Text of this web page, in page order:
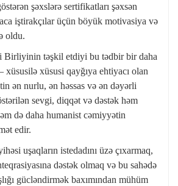
şəxslərə sertifikatları şəxsən
iştirakçılar üçün böyük motivasiya və
oldu.
Birliyinin təşkil etdiyi bu tədbir bir daha
xüsusilə xüsusi qayğıya ehtiyacı olan
ən nurlu, ən həssas və ən dəyərli
sevgi, diqqət və dəstək həm
də daha humanist cəmiyyətin
edir.
uşaqların istedadını üzə çıxarmaq,
dəstək olmaq və bu sahədə
gücləndirmək baxımından mühüm